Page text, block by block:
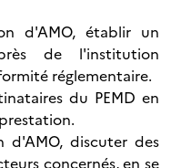
d'AMO, établir un
de l'institution
réglementaire.
du PEMD en
d'AMO, discuter des
concernés, en se